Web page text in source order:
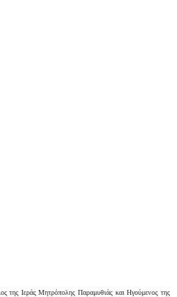
της Ιεράς Μητρόπολης Παραμυθιάς και Ηγούμενος της